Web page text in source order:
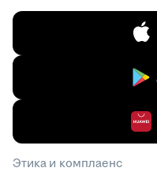
Этика и комплаенс